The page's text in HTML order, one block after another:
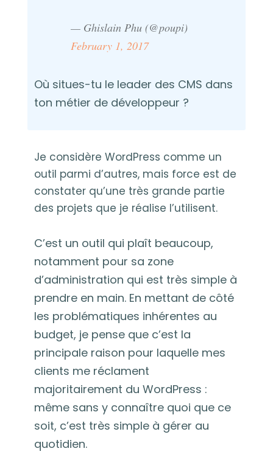
— Ghislain Phu (@poupi)
February 1, 2017
Où situes-tu le leader des CMS dans
ton métier de développeur ?
Je considère WordPress comme un
outil parmi d’autres, mais force est de
constater qu’une très grande partie
des projets que je réalise l’utilisent.
C’est un outil qui plaît beaucoup,
notamment pour sa zone
d’administration qui est très simple à
prendre en main. En mettant de côté
les problématiques inhérentes au
budget, je pense que c’est la
principale raison pour laquelle mes
clients me réclament
majoritairement du WordPress :
même sans y connaître quoi que ce
soit, c’est très simple à gérer au
quotidien.